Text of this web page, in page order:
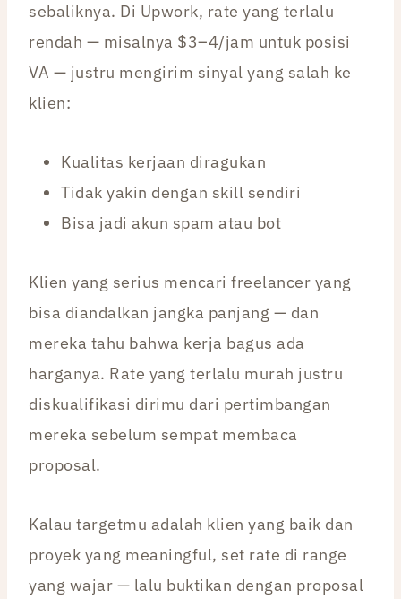
sebaliknya. Di Upwork, rate yang terlalu
rendah — misalnya $3–4/jam untuk posisi
VA — justru mengirim sinyal yang salah ke
klien:
Kualitas kerjaan diragukan
Tidak yakin dengan skill sendiri
Bisa jadi akun spam atau bot
Klien yang serius mencari freelancer yang
bisa diandalkan jangka panjang — dan
mereka tahu bahwa kerja bagus ada
harganya. Rate yang terlalu murah justru
diskualifikasi dirimu dari pertimbangan
mereka sebelum sempat membaca
proposal.
Kalau targetmu adalah klien yang baik dan
proyek yang meaningful, set rate di range
yang wajar — lalu buktikan dengan proposal